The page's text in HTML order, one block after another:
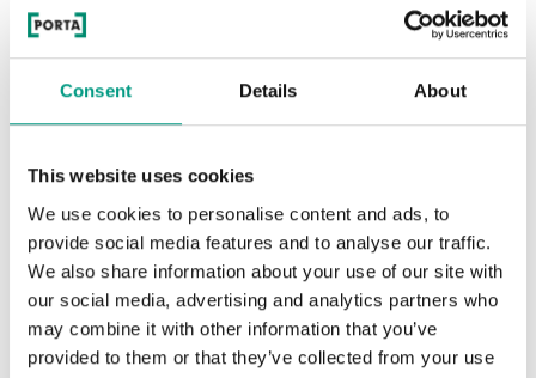
Consent Details About
This website uses cookies
We use cookies to personalise content and ads, to
provide social media features and to analyse our traffic.
We also share information about your use of our site with
our social media, advertising and analytics partners who
may combine it with other information that you’ve
provided to them or that they’ve collected from your use
L.1 L.3